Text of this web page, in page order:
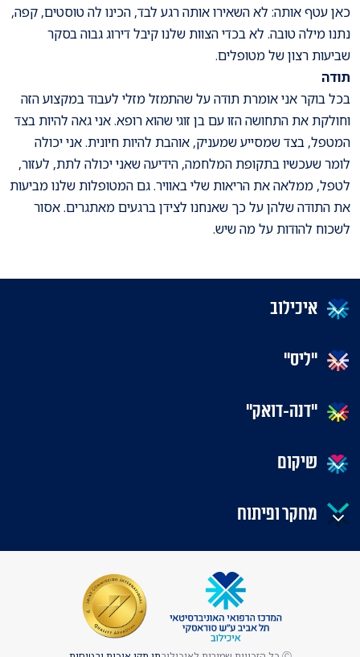
כאן עטף אותה: לא השאירו אותה רגע לבד, הכינו לה טוסטים, קפה,
נתנו מילה טובה. לא בכדי הצוות שלנו קיבל דירוג גבוה בסקר
שביעות רצון של מטופלים.
תודה
בכל בוקר אני אומרת תודה על שהתמזל מזלי לעבוד במקצוע הזה
וחולקת את התחושה הזו עם בן זוגי שהוא רופא. אני גאה להיות בצד
המטפל, בצד שמסייע שמעניק, אוהבת להיות חיונית. אני יכולה
לומר שעכשיו בתקופת המלחמה, הידיעה שאני יכולה לתת, לעזור,
לטפל, ממלאה את הריאות שלי באוויר. גם המטופלות שלנו מביעות
את התודה שלהן על כך שאנחנו לצידן ברגעים מאתגרים. אסור
לשכוח להודות על מה שיש.
איכילוב
"ליס"
"דנה-דואק"
שיקום
מחקר ופיתוח